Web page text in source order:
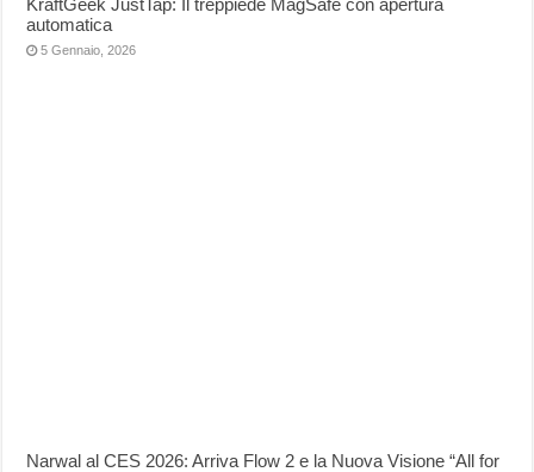
automatica
5 Gennaio, 2026
Narwal al CES 2026: Arriva Flow 2 e la Nuova Visione “All for